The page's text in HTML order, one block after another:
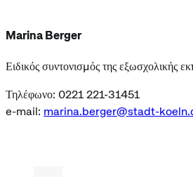
Marina Berger
Ειδικός συντονισμός της εξωσχολικής
Τηλέφωνο: 0221 221-31451
e-mail: marina.berger@stadt-